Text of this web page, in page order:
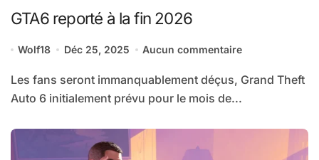
GTA6 reporté à la fin 2026
Wolf18 Déc 25, 2025 Aucun commentaire
Les fans seront immanquablement déçus, Grand Theft
Auto 6 initialement prévu pour le mois de...